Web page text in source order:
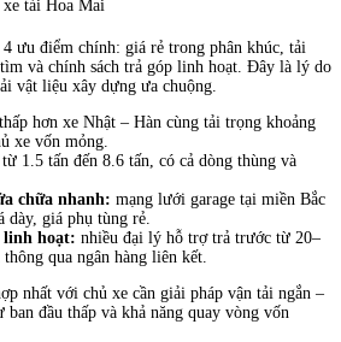
tải Hoa Mai
ưu điểm chính: giá rẻ trong phân khúc, tải
và chính sách trả góp linh hoạt. Đây là lý do
vật liệu xây dựng ưa chuộng.
thấp hơn xe Nhật – Hàn cùng tải trọng khoảng
xe vốn mỏng.
từ 1.5 tấn đến 8.6 tấn, có cả dòng thùng và
chữa nhanh: mạng lưới garage tại miền Bắc
dày, giá phụ tùng rẻ.
linh hoạt: nhiều đại lý hỗ trợ trả trước từ 20–
qua ngân hàng liên kết.
nhất với chủ xe cần giải pháp vận tải ngắn –
đầu thấp và khả năng quay vòng vốn